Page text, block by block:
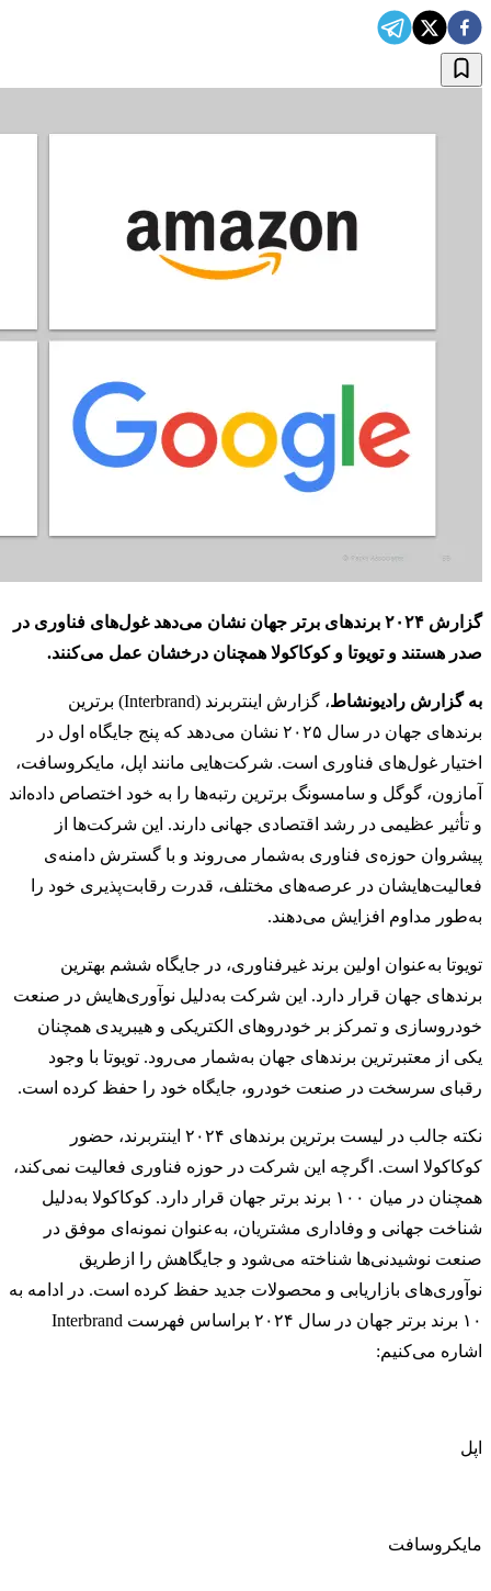
گزارش ۲۰۲۴ برندهای برتر جهان نشان می‌دهد غول‌های فناوری در
صدر هستند و تویوتا و کوکاکولا همچنان درخشان عمل می‌کنند.
به گزارش رادیونشاط
، گزارش اینتربرند (Interbrand) برترین
برندهای جهان در سال ۲۰۲۵ نشان می‌دهد که پنج جایگاه اول در
اختیار غول‌های فناوری است. شرکت‌هایی مانند اپل، مایکروسافت،
آمازون، گوگل و سامسونگ برترین رتبه‌ها را به خود اختصاص داده‌اند
و تأثیر عظیمی در رشد اقتصادی جهانی دارند. این شرکت‌ها از
پیشروان حوزه‌ی فناوری به‌شمار می‌روند و با گسترش دامنه‌ی
فعالیت‌هایشان در عرصه‌های مختلف، قدرت رقابت‌پذیری خود را
به‌طور مداوم افزایش می‌دهند.
تویوتا به‌عنوان اولین برند غیرفناوری، در جایگاه ششم بهترین
برندهای جهان قرار دارد. این شرکت به‌دلیل نوآوری‌هایش در صنعت
خودروسازی و تمرکز بر خودروهای الکتریکی و هیبریدی همچنان
یکی از معتبرترین برندهای جهان به‌شمار می‌رود. تویوتا با وجود
رقبای سرسخت در صنعت خودرو، جایگاه خود را حفظ کرده است.
نکته‌ جالب در لیست برترین برندهای ۲۰۲۴ اینتربرند، حضور
کوکاکولا است. اگرچه این شرکت در حوزه‌ فناوری فعالیت نمی‌کند،
همچنان در میان ۱۰۰ برند برتر جهان قرار دارد. کوکاکولا به‌دلیل
شناخت جهانی و وفاداری مشتریان، به‌عنوان نمونه‌ای موفق در
صنعت نوشیدنی‌ها شناخته می‌شود و جایگاهش را ازطریق
نوآوری‌های بازاریابی و محصولات جدید حفظ کرده است. در ادامه به
۱۰ برند برتر جهان در سال ۲۰۲۴ براساس فهرست Interbrand
اشاره می‌کنیم:
اپل
مایکروسافت